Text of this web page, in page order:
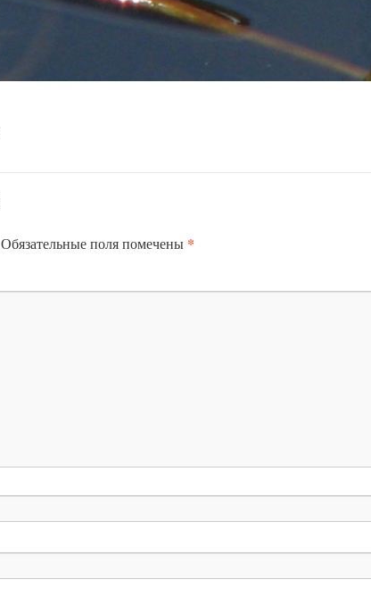
Обязательные поля помечены *